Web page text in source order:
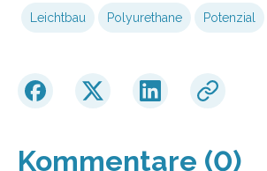
Leichtbau Polyurethane Potenzial
Kommentare (0)